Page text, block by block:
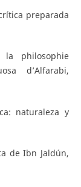
preparada
philosophie
d’Alfarabi,
naturaleza y
de Ibn Jaldún,